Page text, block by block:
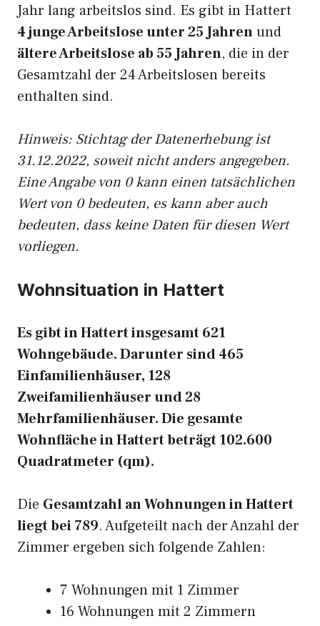
Jahr lang arbeitslos sind. Es gibt in Hattert
4 junge Arbeitslose unter 25 Jahrenund
ältere Arbeitslose ab 55 Jahren, die in der
Gesamtzahl der 24 Arbeitslosen bereits
enthalten sind.
Hinweis: Stichtag der Datenerhebung ist
31.12.2022, soweit nicht anders angegeben.
Eine Angabe von 0 kann einen tatsächlichen
Wert von 0 bedeuten, es kann aber auch
bedeuten, dass keine Daten für diesen Wert
vorliegen.
Wohnsituation in Hattert
Es gibt in Hattert insgesamt 621
Wohngebäude. Darunter sind 465
Einfamilienhäuser, 128
Zweifamilienhäuser und 28
Mehrfamilienhäuser. Die gesamte
Wohnfläche in Hattert beträgt 102.600
Quadratmeter (qm).
Die Gesamtzahl an Wohnungen in Hattert
liegt bei 789. Aufgeteilt nach der Anzahl der
Zimmer ergeben sich folgende Zahlen:
7 Wohnungen mit 1 Zimmer
16 Wohnungen mit 2 Zimmern